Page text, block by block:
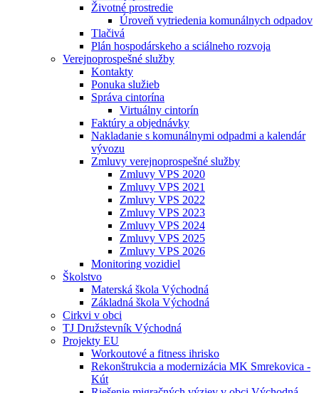
Životné prostredie
Úroveň vytriedenia komunálnych odpadov
Tlačivá
Plán hospodárskeho a sciálneho rozvoja
Verejnoprospešné služby
Kontakty
Ponuka služieb
Správa cintorína
Virtuálny cintorín
Faktúry a objednávky
Nakladanie s komunálnymi odpadmi a kalendár
vývozu
Zmluvy verejnoprospešné služby
Zmluvy VPS 2020
Zmluvy VPS 2021
Zmluvy VPS 2022
Zmluvy VPS 2023
Zmluvy VPS 2024
Zmluvy VPS 2025
Zmluvy VPS 2026
Monitoring vozidiel
Školstvo
Materská škola Východná
Základná škola Východná
Cirkvi v obci
TJ Družstevník Východná
Projekty EU
Workoutové a fitness ihrisko
Rekonštrukcia a modernizácia MK Smrekovica -
Kút